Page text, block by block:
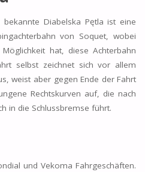
Diabelska Pętla ist eine
von Soquet, wobei
hat, diese Achterbahn
selbst zeichnet sich vor allem
weist aber gegen Ende der Fahrt
Rechtskurven auf, die nach
in die Schlussbremse führt.
und Vekoma Fahrgeschäften.